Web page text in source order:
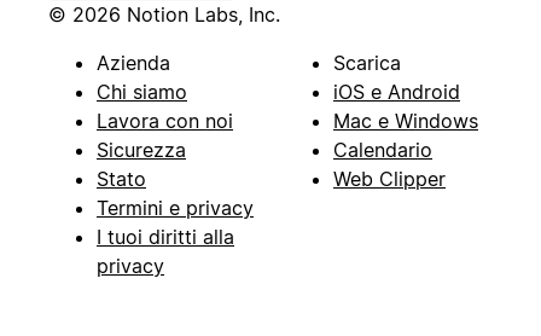
© 2026 Notion Labs, Inc.
Azienda
Chi siamo
Lavora con noi
Sicurezza
Stato
Termini e privacy
I tuoi diritti alla
privacy
Scarica
iOS e Android
Mac e Windows
Calendario
Web Clipper